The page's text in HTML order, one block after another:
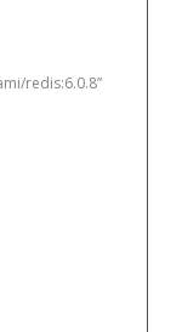
redis:6.0.8”